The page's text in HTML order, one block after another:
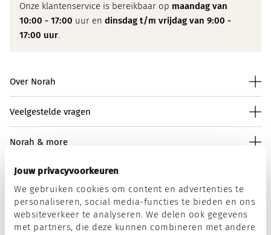
Jouw privacyvoorkeuren
We gebruiken cookies om content en advertenties te
personaliseren, social media-functies te bieden en ons
websiteverkeer te analyseren. We delen ook gegevens
met partners, die deze kunnen combineren met andere
Onze klantenservice is bereikbaar op maandag van
10:00 - 17:00 uur en dinsdag t/m vrijdag van 9:00 -
17:00 uur.
Over Norah
Veelgestelde vragen
Norah & more
Norah op social media